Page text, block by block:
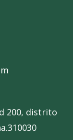
200, distrito